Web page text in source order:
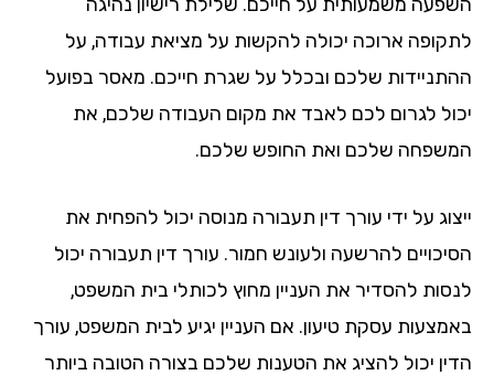
ארוכה יכולה להקשות על מציאת עבודה, על
שלכם ובכלל על שגרת חייכם. מאסר בפועל
לגרום לכם לאבד את מקום העבודה שלכם, את
שלכם ואת החופש שלכם.
על ידי עורך דין תעבורה מנוסה יכול להפחית את
להרשעה ולעונש חמור. עורך דין תעבורה יכול
להסדיר את העניין מחוץ לכותלי בית המשפט,
עסקת טיעון. אם העניין יגיע לבית המשפט, עורך
יכול להציג את הטענות שלכם בצורה הטובה ביותר